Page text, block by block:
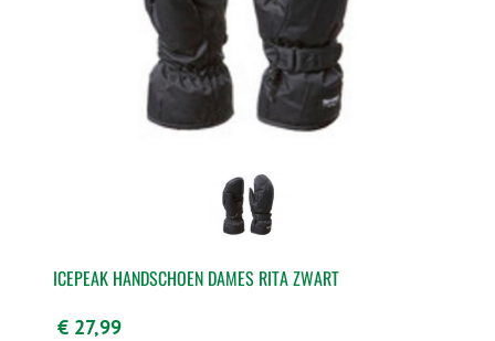
ICEPEAK HANDSCHOEN DAMES RITA ZWART
€ 27,99